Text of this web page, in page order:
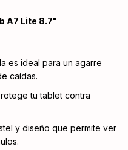
A7 Lite 8.7"
es ideal para un agarre
caídas.
tu tablet contra
y diseño que permite ver